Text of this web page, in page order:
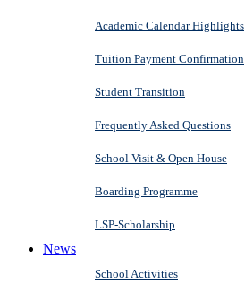
Academic Calendar Highlights
Tuition Payment Confirmation
Student Transition
Frequently Asked Questions
School Visit & Open House
Boarding Programme
LSP-Scholarship
News
School Activities